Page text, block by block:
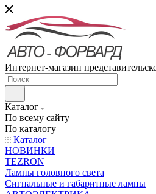
Интернет-магазин
Каталог
По всему сайту
По каталогу
Каталог
НОВИНКИ
TEZRON
Лампы головного света
Сигнальные и габаритные лампы